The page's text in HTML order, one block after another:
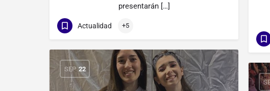
presentarán […]
Actualidad +5
SEP 22